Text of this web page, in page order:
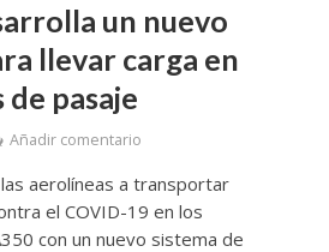
un nuevo
llevar carga en
de pasaje
Añadir comentario
aerolíneas a transportar
el COVID-19 en los
con un nuevo sistema de